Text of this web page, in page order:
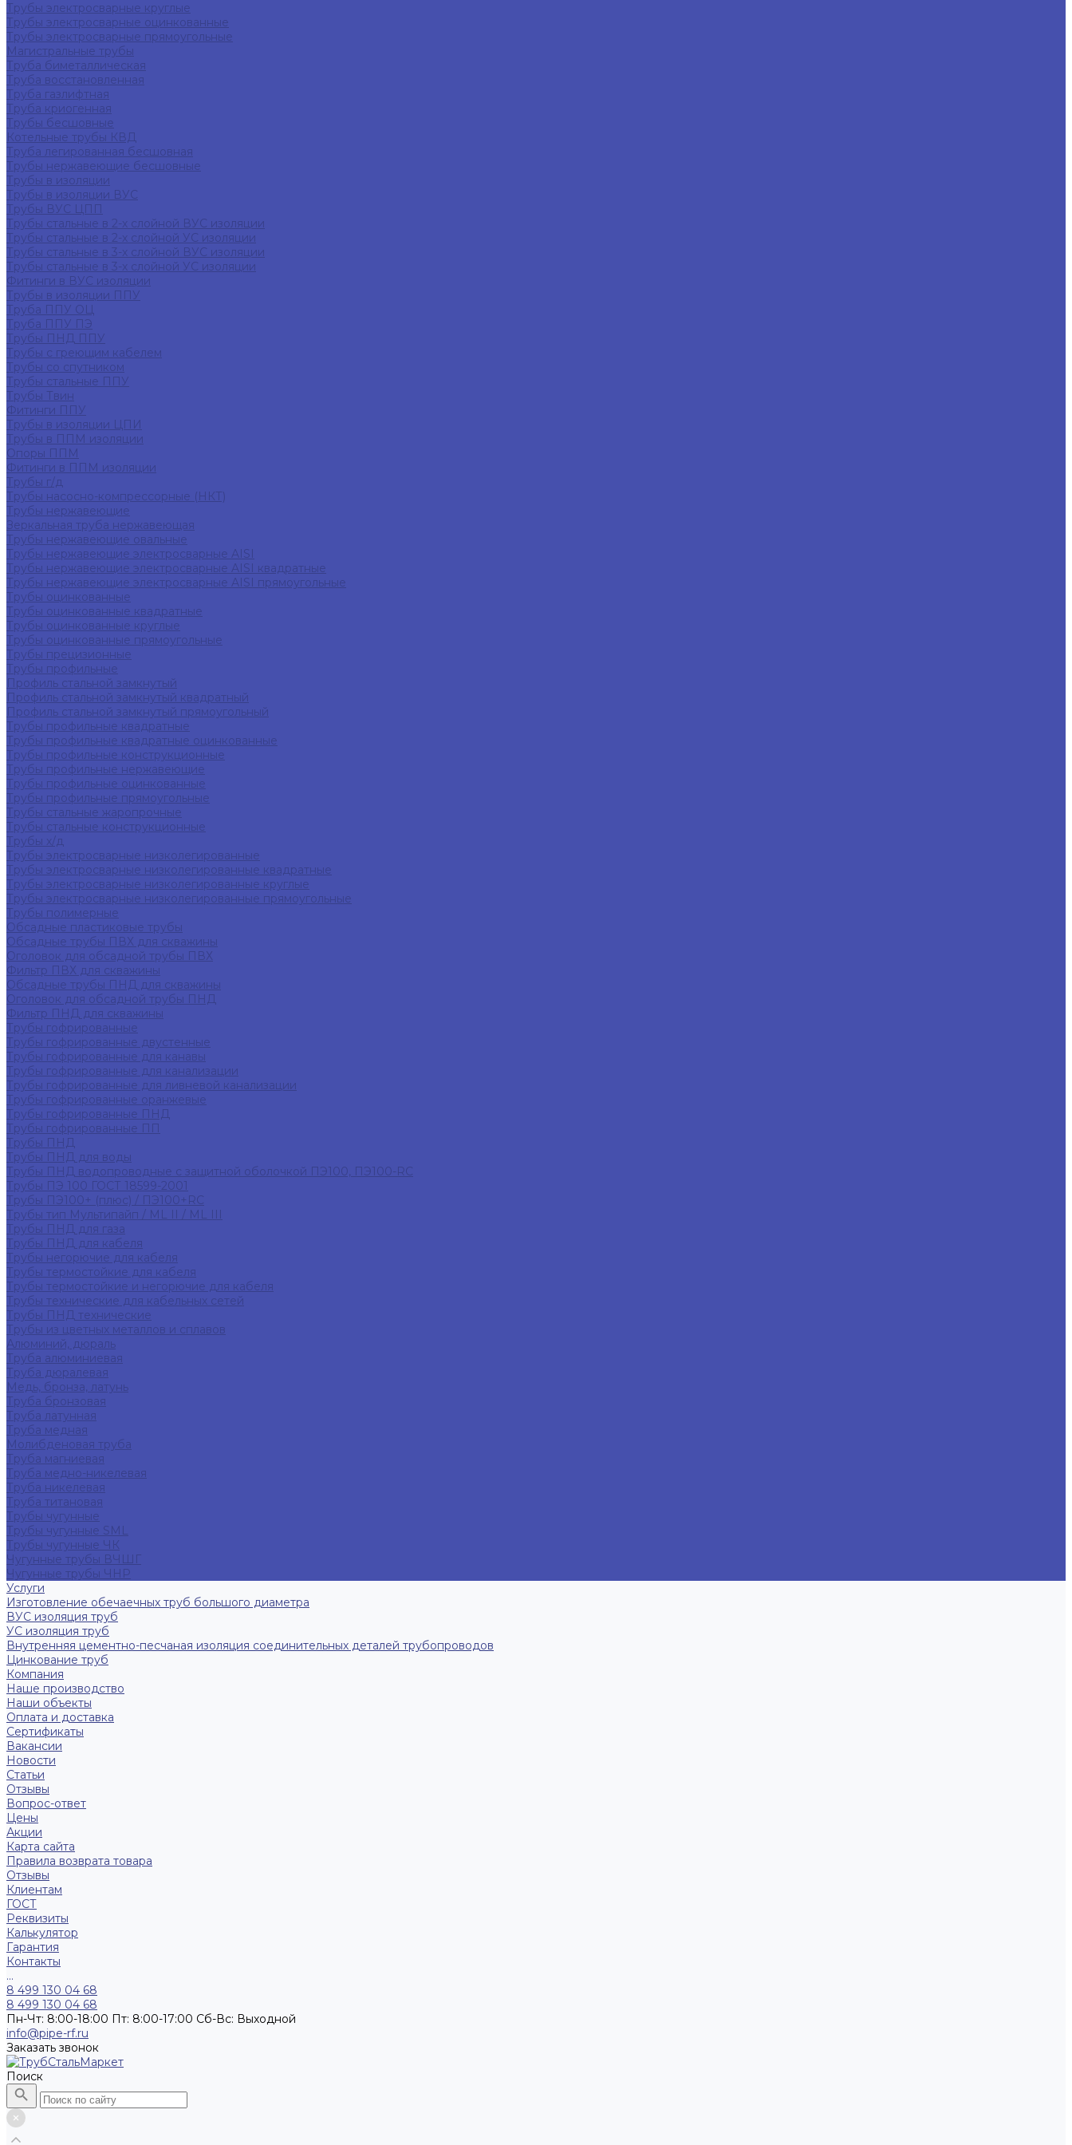
Трубы электросварные круглые
Трубы электросварные оцинкованные
Трубы электросварные прямоугольные
Магистральные трубы
Труба биметаллическая
Труба восстановленная
Труба газлифтная
Труба криогенная
Трубы бесшовные
Котельные трубы КВД
Труба легированная бесшовная
Трубы нержавеющие бесшовные
Трубы в изоляции
Трубы в изоляции ВУС
Трубы ВУС ЦПП
Трубы стальные в 2-х слойной ВУС изоляции
Трубы стальные в 2-х слойной УС изоляции
Трубы стальные в 3-х слойной ВУС изоляции
Трубы стальные в 3-х слойной УС изоляции
Фитинги в ВУС изоляции
Трубы в изоляции ППУ
Труба ППУ ОЦ
Труба ППУ ПЭ
Трубы ПНД ППУ
Трубы с греющим кабелем
Трубы со спутником
Трубы стальные ППУ
Трубы Твин
Фитинги ППУ
Трубы в изоляции ЦПИ
Трубы в ППМ изоляции
Опоры ППМ
Фитинги в ППМ изоляции
Трубы г/д
Трубы насосно-компрессорные (НКТ)
Трубы нержавеющие
Зеркальная труба нержавеющая
Трубы нержавеющие овальные
Трубы нержавеющие электросварные AISI
Трубы нержавеющие электросварные AISI квадратные
Трубы нержавеющие электросварные AISI прямоугольные
Трубы оцинкованные
Трубы оцинкованные квадратные
Трубы оцинкованные круглые
Трубы оцинкованные прямоугольные
Трубы прецизионные
Трубы профильные
Профиль стальной замкнутый
Профиль стальной замкнутый квадратный
Профиль стальной замкнутый прямоугольный
Трубы профильные квадратные
Трубы профильные квадратные оцинкованные
Трубы профильные конструкционные
Трубы профильные нержавеющие
Трубы профильные оцинкованные
Трубы профильные прямоугольные
Трубы стальные жаропрочные
Трубы стальные конструкционные
Трубы х/д
Трубы электросварные низколегированные
Трубы электросварные низколегированные квадратные
Трубы электросварные низколегированные круглые
Трубы электросварные низколегированные прямоугольные
Трубы полимерные
Обсадные пластиковые трубы
Обсадные трубы ПВХ для скважины
Оголовок для обсадной трубы ПВХ
Фильтр ПВХ для скважины
Обсадные трубы ПНД для скважины
Оголовок для обсадной трубы ПНД
Фильтр ПНД для скважины
Трубы гофрированные
Трубы гофрированные двустенные
Трубы гофрированные для канавы
Трубы гофрированные для канализации
Трубы гофрированные для ливневой канализации
Трубы гофрированные оранжевые
Трубы гофрированные ПНД
Трубы гофрированные ПП
Трубы ПНД
Трубы ПНД для воды
Трубы ПНД водопроводные с защитной оболочкой ПЭ100, ПЭ100-RC
Трубы ПЭ 100 ГОСТ 18599-2001
Трубы ПЭ100+ (плюс) / ПЭ100+RC
Трубы тип Мультипайп / ML II / ML III
Трубы ПНД для газа
Трубы ПНД для кабеля
Трубы негорючие для кабеля
Трубы термостойкие для кабеля
Трубы термостойкие и негорючие для кабеля
Трубы технические для кабельных сетей
Трубы ПНД технические
Трубы из цветных металлов и сплавов
Алюминий, дюраль
Труба алюминиевая
Труба дюралевая
Медь, бронза, латунь
Труба бронзовая
Труба латунная
Труба медная
Молибденовая труба
Труба магниевая
Труба медно-никелевая
Труба никелевая
Труба титановая
Трубы чугунные
Трубы чугунные SML
Трубы чугунные ЧК
Чугунные трубы ВЧШГ
Чугунные трубы ЧНР
Услуги
Изготовление обечаечных труб большого диаметра
ВУС изоляция труб
УС изоляция труб
Внутренняя цементно-песчаная изоляция соединительных деталей трубопроводов
Цинкование труб
Компания
Наше производство
Наши объекты
Оплата и доставка
Сертификаты
Вакансии
Новости
Статьи
Отзывы
Вопрос-ответ
Цены
Акции
Карта сайта
Правила возврата товара
Отзывы
Клиентам
ГОСТ
Реквизиты
Калькулятор
Гарантия
Контакты
...
8 499 130 04 68
8 499 130 04 68
Пн-Чт: 8:00-18:00 Пт: 8:00-17:00 Сб-Вс: Выходной
info@pipe-rf.ru
Заказать звонок
Поиск